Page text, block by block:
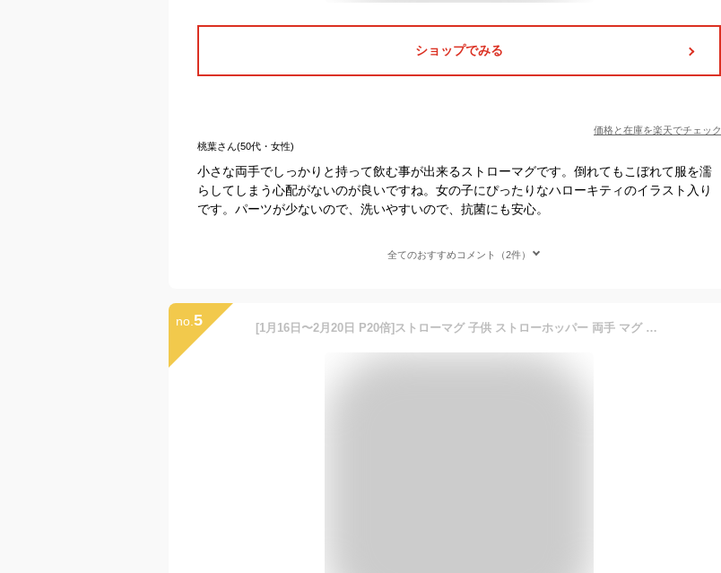
ショップでみる
価格と在庫を楽天でチェック
桃葉さん(50代・女性)
小さな両手でしっかりと持って飲む事が出来るストローマグです。倒れてもこぼれて服を濡
らしてしまう心配がないのが良いですね。女の子にぴったりなハローキティのイラスト入り
です。パーツが少ないので、洗いやすいので、抗菌にも安心。
全てのおすすめコメント（2件）
no. 5 [1月16日〜2月20日 P20倍]ストローマグ 子供 ストローホッパー 両手 マグ ベビー 折り畳み ハンドル ショルダー スケーター KSHW2N ピーターラビット うさぎ 女子 女性 レディース【ベルト 付き 370ml 漏れない 洗いやすい トライ 練習 たためる】